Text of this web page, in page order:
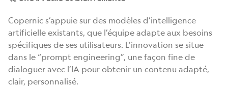
Copernic s’appuie sur des modèles d’intelligence
artificielle existants, que l’équipe adapte aux besoins
spécifiques de ses utilisateurs. L’innovation se situe
dans le “prompt engineering”, une façon fine de
dialoguer avec l’IA pour obtenir un contenu adapté,
clair, personnalisé.